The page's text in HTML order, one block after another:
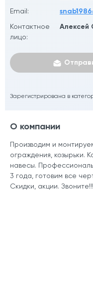
Email:
Контактное
лицо:
Алексей
Зарегистрирована в
О компании
Производим и
ограждения, козырьки.
навесы.
3 года, готовим все
Скидки, акции. Звоните!!!